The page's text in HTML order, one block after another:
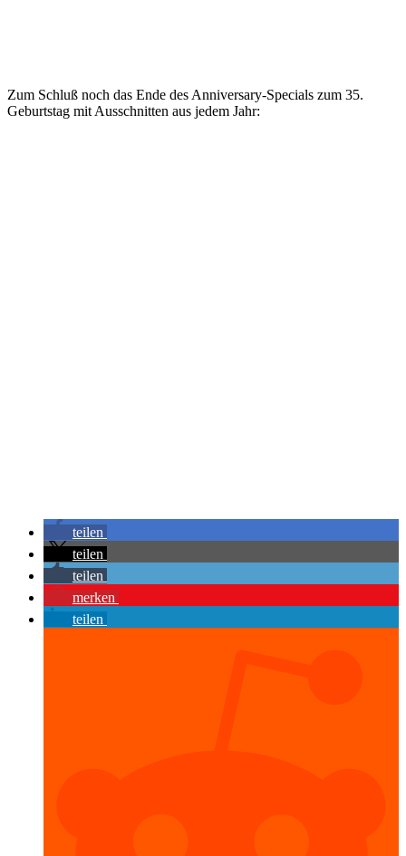
Zum Schluß noch das Ende des Anniversary-Specials zum 35.
Geburtstag mit Ausschnitten aus jedem Jahr:
teilen
teilen
teilen
merken
teilen